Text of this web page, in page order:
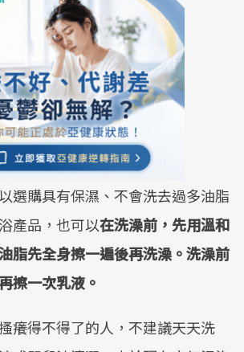
選購具有保濕、不會洗去過多油脂
產品，也可以在洗澡前，先用溫和
脂先全身擦一遍後再洗澡。洗澡前
擦一次乳液。
癢得不得了的人，不建議天天洗